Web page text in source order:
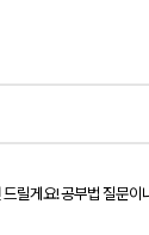
릴게요! 공부법 질문